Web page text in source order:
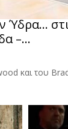
Ύδρα…
–...
και του